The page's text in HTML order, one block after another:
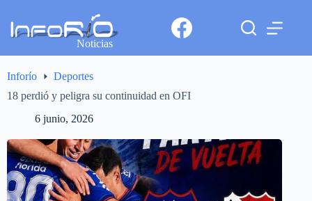
Noticias
Inforío
Deportes
18 perdió y peligra su continuidad en OFI
6 junio, 2026